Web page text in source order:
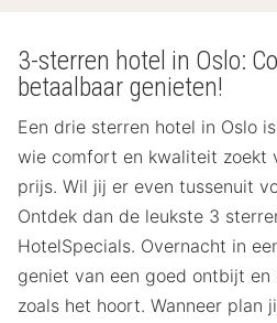
3-sterren hotel in Oslo:
betaalbaar genieten!
Een drie sterren hotel in Oslo
wie comfort en kwaliteit zoekt
prijs. Wil jij er even tussenuit
Ontdek dan de leukste 3
HotelSpecials. Overnacht in
geniet van een goed ontbijt
zoals het hoort. Wanneer plan